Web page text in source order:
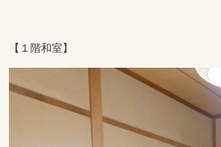
【１階和室】